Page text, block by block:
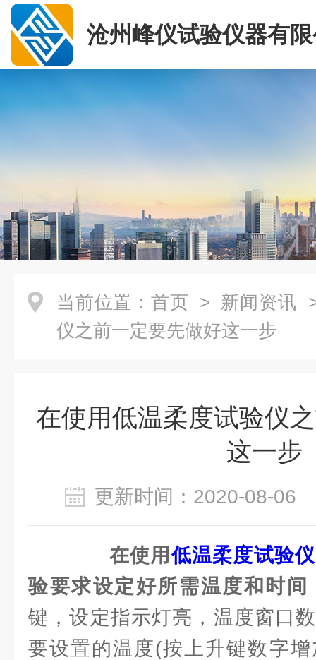
沧州峰仪试验仪器有
当前位置： 首页 > 新闻资讯
仪之前一定要先做好这一步
在使用低温柔度试验仪
这一步
更新时间：2020-08-
在使用低温柔度试验仪
验要求设定好所需温度和时间
键，设定指示灯亮，温度窗口
要设置的温度(按上升键数字